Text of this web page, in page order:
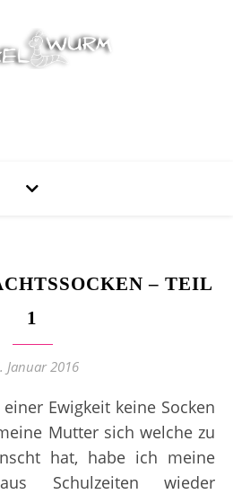
– TEIL
1
Januar 2016
Mutter sich welche zu
hat, habe ich meine
Schulzeiten wieder